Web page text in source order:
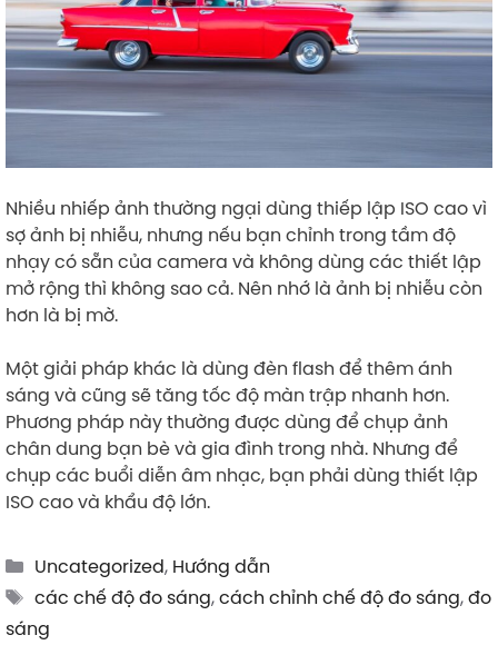
Nhiều nhiếp ảnh thường ngại dùng thiếp lập ISO cao vì
sợ ảnh bị nhiễu, nhưng nếu bạn chỉnh trong tầm độ
nhạy có sẵn của camera và không dùng các thiết lập
mở rộng thì không sao cả. Nên nhớ là ảnh bị nhiễu còn
hơn là bị mờ.
Một giải pháp khác là dùng đèn flash để thêm ánh
sáng và cũng sẽ tăng tốc độ màn trập nhanh hơn.
Phương pháp này thường được dùng để chụp ảnh
chân dung bạn bè và gia đình trong nhà. Nhưng để
chụp các buổi diễn âm nhạc, bạn phải dùng thiết lập
ISO cao và khẩu độ lớn.
Categories
Uncategorized, Hướng dẫn
Tags
các chế độ đo sáng,cách chỉnh chế độ đo sáng,đo
sáng